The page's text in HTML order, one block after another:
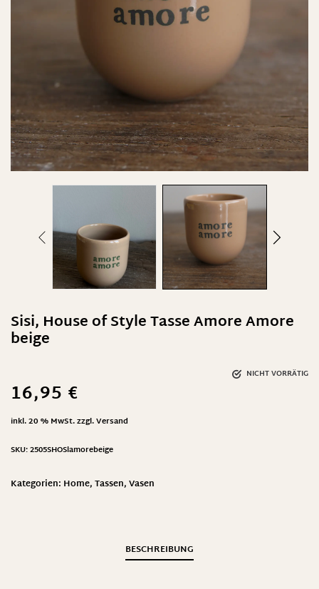
Sisi, House of Style Tasse Amore Amore
beige
NICHT VORRÄTIG
16,95 €
inkl. 20 % MwSt.zzgl.Versand
SKU:2505SHOSlamorebeige
Kategorien: Home,Tassen,Vasen
BESCHREIBUNG